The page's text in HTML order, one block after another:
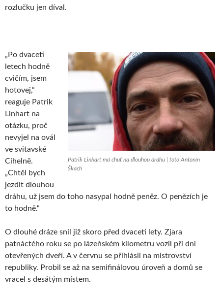
rozlučku jen díval.
Patrik Linhart má chuť na dlouhou dráhu | foto Antonín
Škach
„Po dvaceti
letech hodně
cvičím, jsem
hotovej,“
reaguje Patrik
Linhart na
otázku, proč
nevyjel na ovál
ve svitavské
Cihelně.
„Chtěl bych
jezdit dlouhou
dráhu, už jsem do toho nasypal hodně peněz. O penězích je
to hodně.“
O dlouhé dráze snil již skoro před dvaceti lety. Zjara
patnáctého roku se po lázeňském kilometru vozil při dni
otevřených dveří. A v červnu se přihlásil na mistrovství
republiky. Probil se až na semifinálovou úroveň a domů se
vracel s desátým místem.